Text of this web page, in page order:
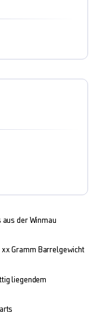
der Winmau
Gramm Barrelgewicht
liegendem